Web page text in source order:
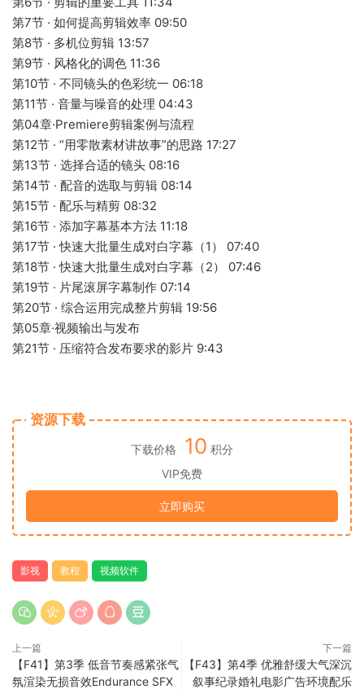
第7节 · 如何提高剪辑效率 09:50
第8节 · 多机位剪辑 13:57
第9节 · 风格化的调色 11:36
第10节 · 不同镜头的色彩统一 06:18
第11节 · 音量与噪音的处理 04:43
第04章·Premiere剪辑案例与流程
第12节 · “用零散素材讲故事”的思路 17:27
第13节 · 选择合适的镜头 08:16
第14节 · 配音的选取与剪辑 08:14
第15节 · 配乐与精剪 08:32
第16节 · 添加字幕基本方法 11:18
第17节 · 快速大批量生成对白字幕（1） 07:40
第18节 · 快速大批量生成对白字幕（2） 07:46
第19节 · 片尾滚屏字幕制作 07:14
第20节 · 综合运用完成整片剪辑 19:56
第05章·视频输出与发布
第21节 · 压缩符合发布要求的影片 9:43
资源下载
下载价格 10 积分
VIP免费
立即购买
影视 教程 视频软件
上一篇
【F41】第3季 低音节奏感紧张气
氛渲染无损音效Endurance SFX
下一篇
【F43】第4季 优雅舒缓大气深沉
叙事纪录婚礼电影广告环境配乐